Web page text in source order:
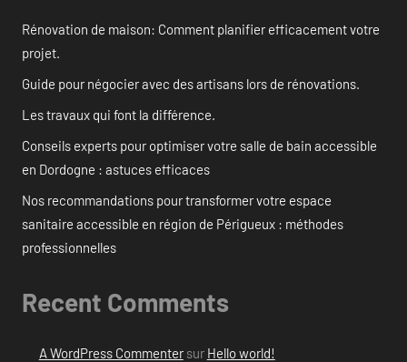
Rénovation de maison: Comment planifier efficacement votre
projet.
Guide pour négocier avec des artisans lors de rénovations.
Les travaux qui font la différence.
Conseils experts pour optimiser votre salle de bain accessible
en Dordogne : astuces efficaces
Nos recommandations pour transformer votre espace
sanitaire accessible en région de Périgueux : méthodes
professionnelles
Recent Comments
A WordPress Commentersur Hello world!